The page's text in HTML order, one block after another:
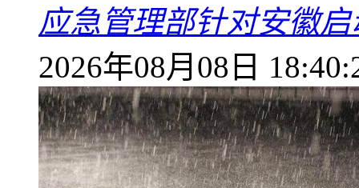
应急管理部针对安徽
2026年08月08日